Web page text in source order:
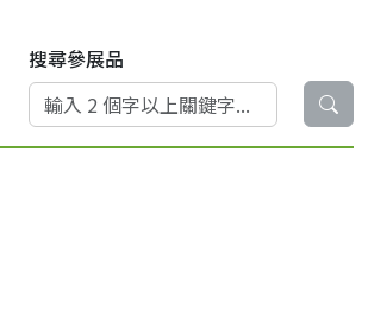
搜尋參展品